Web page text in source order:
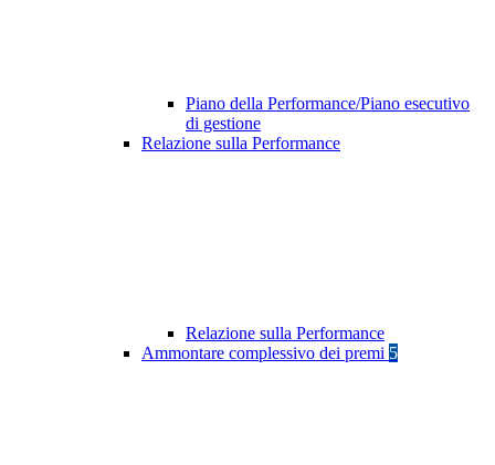
Piano della Performance/Piano esecutivo
di gestione
Relazione sulla Performance
Relazione sulla Performance
Ammontare complessivo dei premi 5